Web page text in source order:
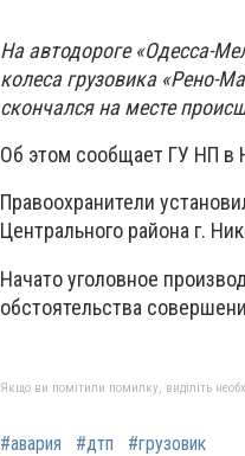
На автодороге «Одесса-
колеса грузовика «Рено-
скончался на месте
Об этом сообщает ГУ НП в
Правоохранители
Центрального района г.
Начато уголовное
обстоятельства
Якщо ви помітили помилку, виділіть
#авария #дтп #грузовик